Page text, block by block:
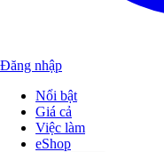
Đăng nhập
Nổi bật
Giá cả
Việc làm
eShop